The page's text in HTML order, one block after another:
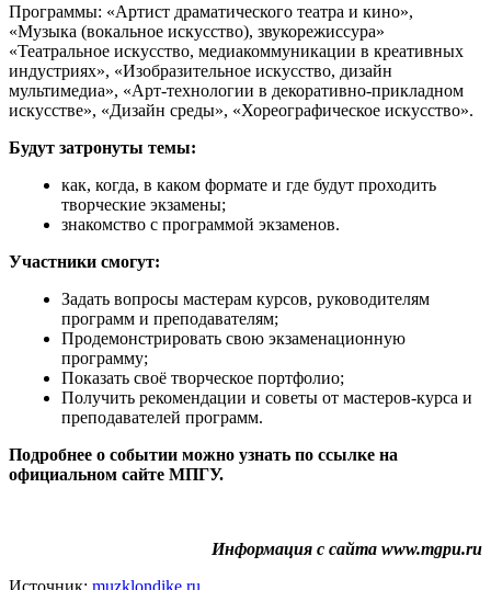
Программы: «Артист драматического театра и кино»,
«Музыка (вокальное искусство), звукорежиссура»
«Театральное искусство, медиакоммуникации в креативных
индустриях», «Изобразительное искусство, дизайн
мультимедиа», «Арт-технологии в декоративно-прикладном
искусстве», «Дизайн среды», «Хореографическое искусство».
Будут затронуты темы:
как, когда, в каком формате и где будут проходить
творческие экзамены;
знакомство с программой экзаменов.
Участники смогут:
Задать вопросы мастерам курсов, руководителям
программ и преподавателям;
Продемонстрировать свою экзаменационную
программу;
Показать своё творческое портфолио;
Получить рекомендации и советы от мастеров-курса и
преподавателей программ.
Подробнее о событии можно узнать по ссылке на
официальном сайте МПГУ.
Информация с сайта www.mgpu.ru
Источник: muzklondike.ru